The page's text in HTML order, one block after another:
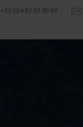
+33 (0)4 82 53 99 89